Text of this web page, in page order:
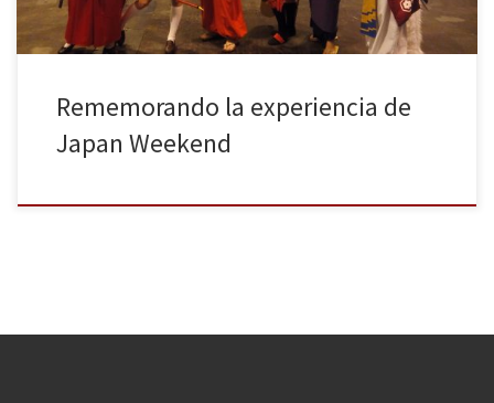
Rememorando la experiencia de
Japan Weekend